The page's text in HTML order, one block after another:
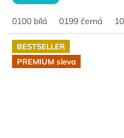
0100 bílá 0199 černá
BESTSELLER
PREMIUM sleva